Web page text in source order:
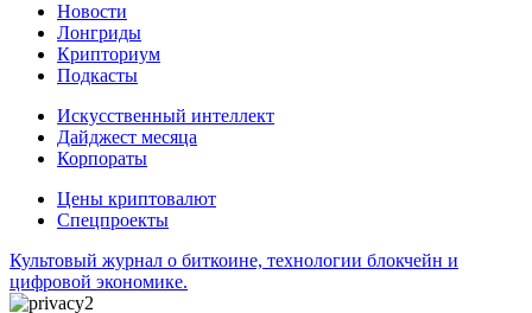
Новости
Лонгриды
Крипториум
Подкасты
Искусственный интеллект
Дайджест месяца
Корпораты
Цены криптовалют
Спецпроекты
Культовый журнал о биткоине, технологии блокчейн и
цифровой экономике.